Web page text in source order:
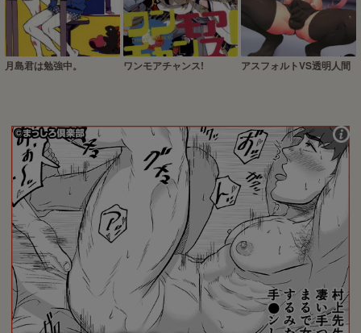
月島君は勉強中。 ワンモアチャンス! アスフォルトVS透明人間